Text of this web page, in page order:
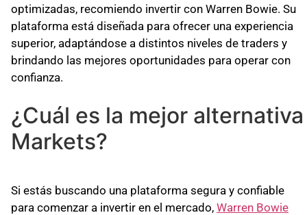
optimizadas, recomiendo invertir con Warren Bowie. Su
plataforma está diseñada para ofrecer una experiencia
superior, adaptándose a distintos niveles de traders y
brindando las mejores oportunidades para operar con
confianza.
¿Cuál es la mejor
Markets?
Si estás buscando una plataforma segura y confiable
para comenzar a invertir en el mercado, Warren Bowie